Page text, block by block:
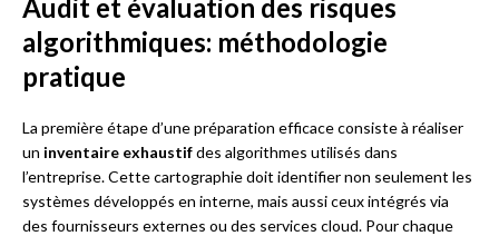
Audit et évaluation des risques
algorithmiques: méthodologie
pratique
La première étape d’une préparation efficace consiste à réaliser
un inventaire exhaustifdes algorithmes utilisés dans
l’entreprise. Cette cartographie doit identifier non seulement les
systèmes développés en interne, mais aussi ceux intégrés via
des fournisseurs externes ou des services cloud. Pour chaque